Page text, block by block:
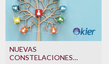
NUEVAS
CONSTELACIONES